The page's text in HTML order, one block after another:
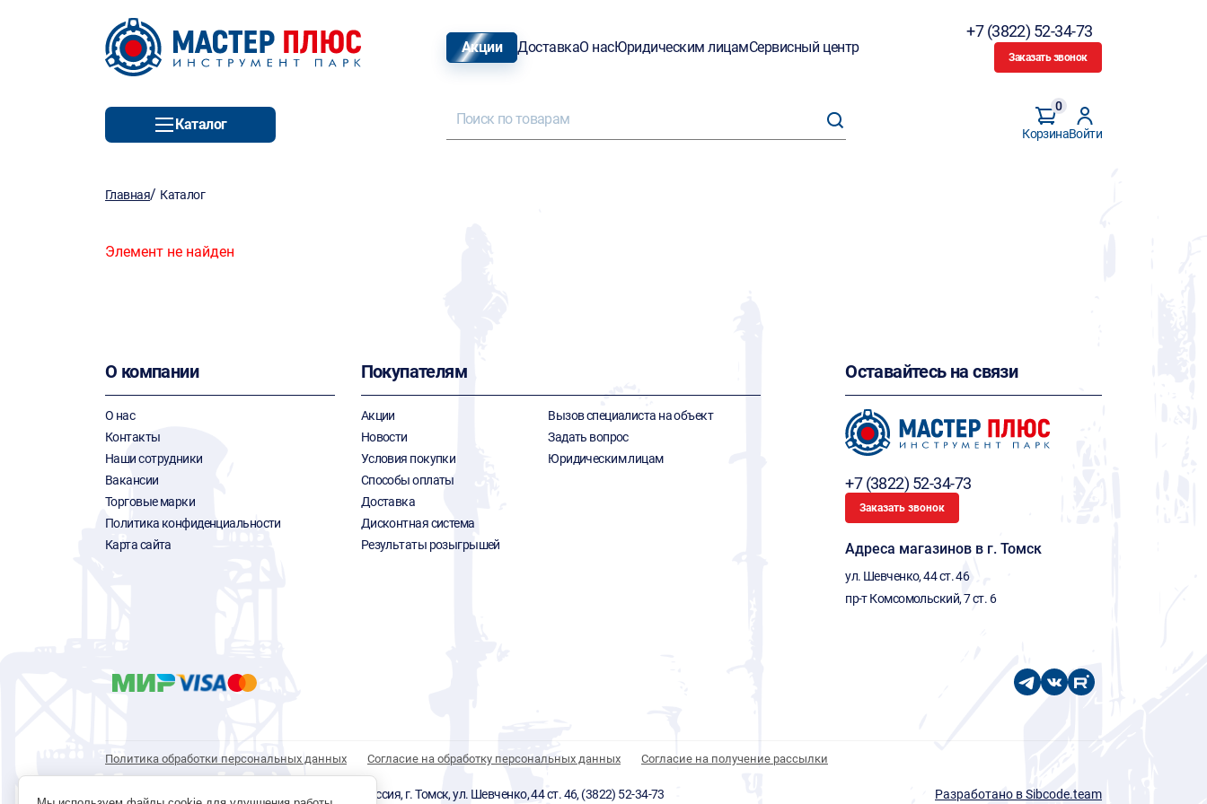
Акции ДоставкаО насЮридическим лицамСервисный центр
+7 (3822) 52-34-73
Заказать звонок
Каталог
Корзина
0
Войти
Главная/ Каталог
Элемент не найден
О компании
О нас
Контакты
Наши сотрудники
Вакансии
Торговые марки
Политика конфиденциальности
Карта сайта
Покупателям
Акции
Новости
Условия покупки
Способы оплаты
Доставка
Дисконтная система
Результаты розыгрышей
Вызов специалиста на объект
Задать вопрос
Юридическим лицам
Оставайтесь на связи
+7 (3822) 52-34-73
Заказать звонок
Адреса магазинов в г. Томск
ул. Шевченко, 44 ст. 46
пр-т Комсомольский, 7 ст. 6
Политика обработки персональных данных Согласие на обработку персональных данных Согласие на получение рассылки
© 1996 - 2026 инструмент парк «Мастер Плюс» Россия, г. Томск, ул. Шевченко, 44 ст. 46, (3822) 52-34-73 Разработано в Sibcode.team